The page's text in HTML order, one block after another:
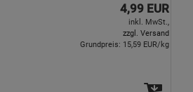
4,99 EUR
inkl. MwSt.,
zzgl. Versand
Grundpreis: 15,59 EUR/kg